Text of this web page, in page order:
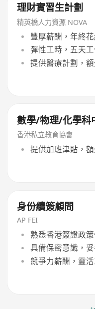
理財實習生計劃
精英橋人力資源 NOVA
豐厚薪酬，年終
彈性工時，五天
提供醫療計劃，
數學/物理/化學科
香港私立教育協會
提供加班津貼，
身份續簽顧問
AP FEI
熟悉香港簽證政
具備保密意識，
競爭力薪酬，靈